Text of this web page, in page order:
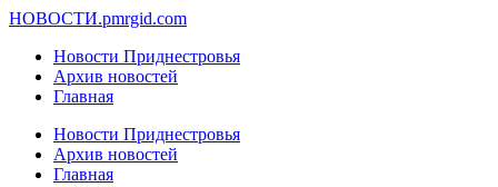
НОВОСТИ.pmrgid.com
Новости Приднестровья
Архив новостей
Главная
Новости Приднестровья
Архив новостей
Главная